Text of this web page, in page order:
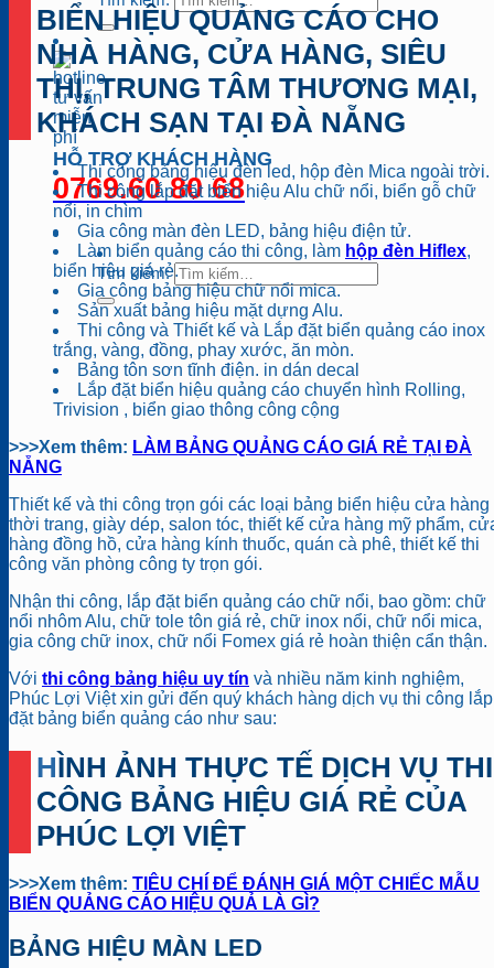
HỖ TRỢ KHÁCH HÀNG
0769.60 80 68
Tìm kiếm:
BIỂN HIỆU QUẢNG CÁO CHO
NHÀ HÀNG, CỬA HÀNG, SIÊU
THỊ, TRUNG TÂM THƯƠNG MẠI,
KHÁCH SẠN TẠI ĐÀ NẴNG
Thi công bảng hiệu đèn led, hộp đèn Mica ngoài trời.
Thi công lắp đặt biển hiệu Alu chữ nổi, biển gỗ chữ
nổi, in chìm
Gia công màn đèn LED, bảng hiệu điện tử.
Làm biển quảng cáo thi công, làm hộp đèn Hiflex,
biển hiệu giá rẻ.
Gia công bảng hiệu chữ nổi mica.
Sản xuất bảng hiệu mặt dựng Alu.
Thi công và Thiết kế và Lắp đặt biển quảng cáo inox
trắng, vàng, đồng, phay xước, ăn mòn.
Bảng tôn sơn tĩnh điện. in dán decal
Lắp đặt biển hiệu quảng cáo chuyển hình Rolling,
Trivision , biển giao thông công cộng
>>>Xem thêm: LÀM BẢNG QUẢNG CÁO GIÁ RẺ TẠI ĐÀ
NẴNG
Thiết kế và thi công trọn gói các loại bảng biển hiệu cửa hàng
thời trang, giày dép, salon tóc, thiết kế cửa hàng mỹ phẩm,
hàng đồng hồ, cửa hàng kính thuốc, quán cà phê, thiết kế thi
công văn phòng công ty trọn gói.
Nhận thi công, lắp đặt biển quảng cáo chữ nổi, bao gồm: chữ
nổi nhôm Alu, chữ tole tôn giá rẻ, chữ inox nổi, chữ nổi mica,
gia công chữ inox, chữ nổi Fomex giá rẻ hoàn thiện cẩn thận.
Với thi công bảng hiệu uy tín và nhiều năm kinh nghiệm,
Phúc Lợi Việt xin gửi đến quý khách hàng dịch vụ thi công lắp
đặt bảng biển quảng cáo như sau:
HÌNH ẢNH THỰC TẾ DỊCH VỤ THI
CÔNG BẢNG HIỆU GIÁ RẺ CỦA
PHÚC LỢI VIỆT
>>>Xem thêm: TIÊU CHÍ ĐỂ ĐÁNH GIÁ MỘT CHIẾC MẪU
BIỂN QUẢNG CÁO HIỆU QUẢ LÀ GÌ?
BẢNG HIỆU MÀN LED